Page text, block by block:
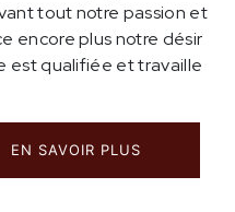
tout notre passion et
encore plus notre désir
est qualifiée et travaille
EN SAVOIR PLUS